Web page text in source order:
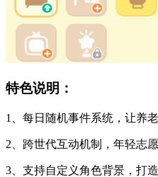
特色说明：
1、每日随机事件系统，让养
2、跨世代互动机制，年轻志
3、支持自定义角色背景，打